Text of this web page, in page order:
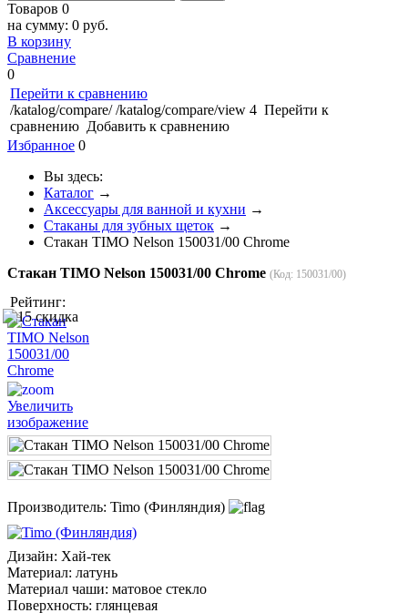
Товаров 0
на сумму: 0 руб.
В корзину
Сравнение
0
Перейти к сравнению
/katalog/compare/ /katalog/compare/view 4 Перейти к
сравнению Добавить к сравнению
Избранное 0
Вы здесь:
Каталог →
Аксессуары для ванной и кухни →
Стаканы для зубных щеток →
Стакан TIMO Nelson 150031/00 Chrome
Стакан TIMO Nelson 150031/00 Chrome (Код: 150031/00)
Рейтинг:
Увеличить
изображение
Производитель: Timo (Финляндия)
Дизайн: Хай-тек
Материал: латунь
Материал чаши: матовое стекло
Поверхность: глянцевая